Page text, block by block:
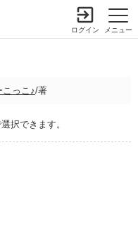
メニュー
ログイン
こっこ♪/著
択できます。